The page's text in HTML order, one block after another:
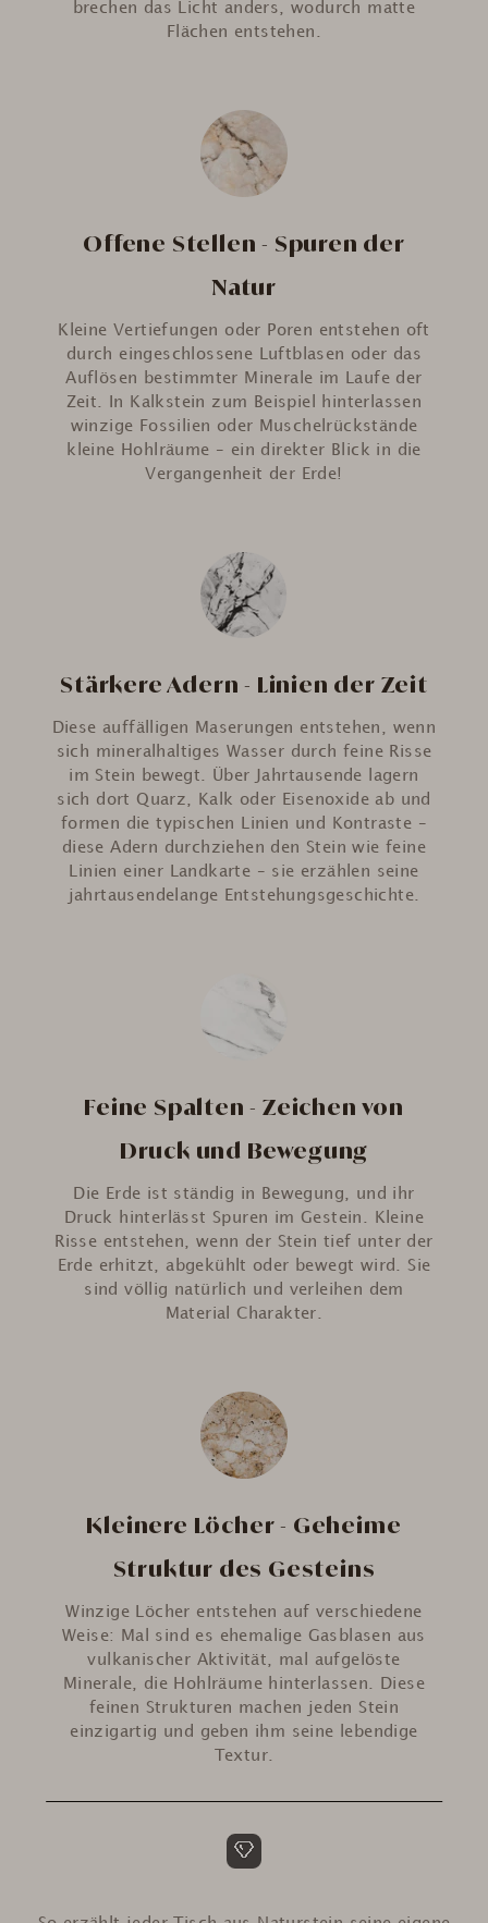
brechen das Licht anders, wodurch matte
Flächen entstehen.
Offene Stellen - Spuren der
Natur
Kleine Vertiefungen oder Poren entstehen oft
durch eingeschlossene Luftblasen oder das
Auflösen bestimmter Minerale im Laufe der
Zeit. In Kalkstein zum Beispiel hinterlassen
winzige Fossilien oder Muschelrückstände
kleine Hohlräume – ein direkter Blick in die
Vergangenheit der Erde!
Stärkere Adern - Linien der Zeit
Diese auffälligen Maserungen entstehen, wenn
sich mineralhaltiges Wasser durch feine Risse
im Stein bewegt. Über Jahrtausende lagern
sich dort Quarz, Kalk oder Eisenoxide ab und
formen die typischen Linien und Kontraste –
diese Adern durchziehen den Stein wie feine
Linien einer Landkarte – sie erzählen seine
jahrtausendelange Entstehungsgeschichte.
Feine Spalten - Zeichen von
Druck und Bewegung
Die Erde ist ständig in Bewegung, und ihr
Druck hinterlässt Spuren im Gestein. Kleine
Risse entstehen, wenn der Stein tief unter der
Erde erhitzt, abgekühlt oder bewegt wird. Sie
sind völlig natürlich und verleihen dem
Material Charakter.
Kleinere Löcher - Geheime
Struktur des Gesteins
Winzige Löcher entstehen auf verschiedene
Weise: Mal sind es ehemalige Gasblasen aus
vulkanischer Aktivität, mal aufgelöste
Minerale, die Hohlräume hinterlassen. Diese
feinen Strukturen machen jeden Stein
einzigartig und geben ihm seine lebendige
Textur.